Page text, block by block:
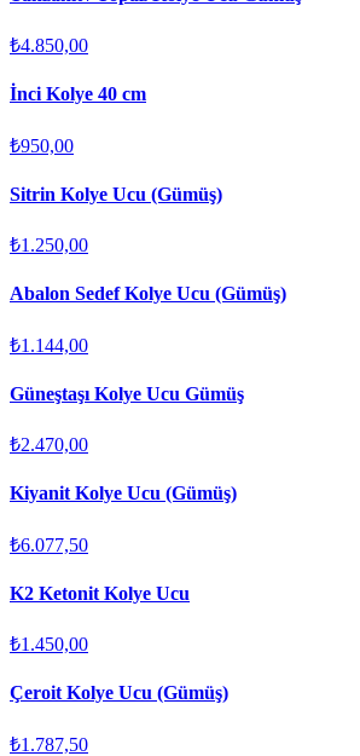
₺4.850,00
İnci Kolye 40 cm
₺950,00
Sitrin Kolye Ucu (Gümüş)
₺1.250,00
Abalon Sedef Kolye Ucu (Gümüş)
₺1.144,00
Güneştaşı Kolye Ucu Gümüş
₺2.470,00
Kiyanit Kolye Ucu (Gümüş)
₺6.077,50
K2 Ketonit Kolye Ucu
₺1.450,00
Çeroit Kolye Ucu (Gümüş)
₺1.787,50